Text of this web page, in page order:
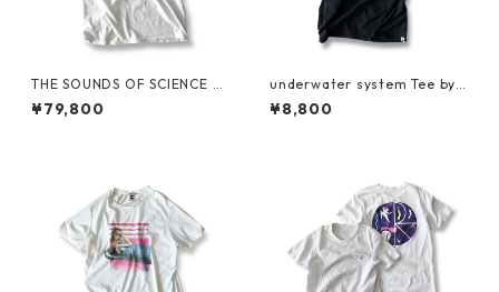
THE SOUNDS OF SCIENCE fo
r Grand Royal Tee by BEASTI
E BOYS
¥79,800
underwater system Tee by S
ARCASTIC
¥8,800